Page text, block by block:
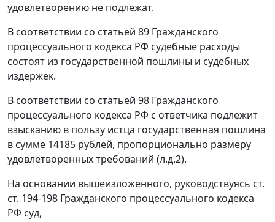
удовлетворению не подлежат.
В соответствии со статьей 89 Гражданского
процессуального кодекса РФ судебные расходы
состоят из государственной пошлины и судебных
издержек.
В соответствии со статьей 98 Гражданского
процессуального кодекса РФ с ответчика подлежит
взысканию в пользу истца государственная пошлина
в сумме 14185 рублей, пропорционально размеру
удовлетворенных требований (л.д.2).
На основании вышеизложенного, руководствуясь ст.
ст. 194-198 Гражданского процессуального кодекса
РФ суд,